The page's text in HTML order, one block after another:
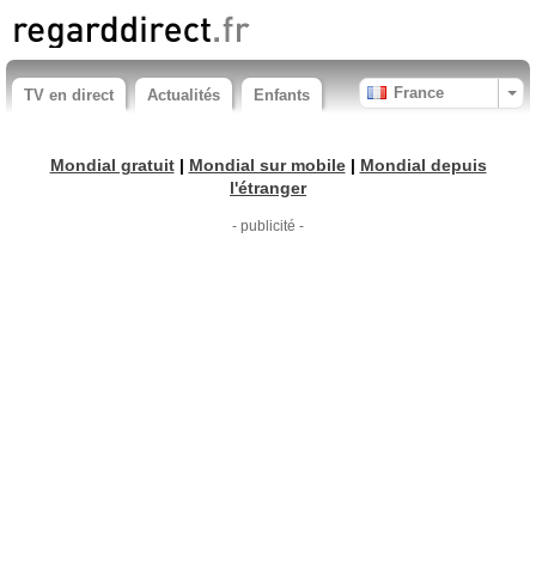
TV en direct Actualités Enfants France
Mondial gratuit| Mondial sur mobile| Mondial depuis
l'étranger
- publicité -